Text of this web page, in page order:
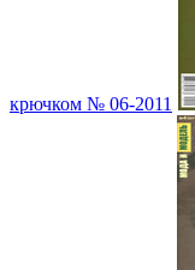
крючком № 06-2011